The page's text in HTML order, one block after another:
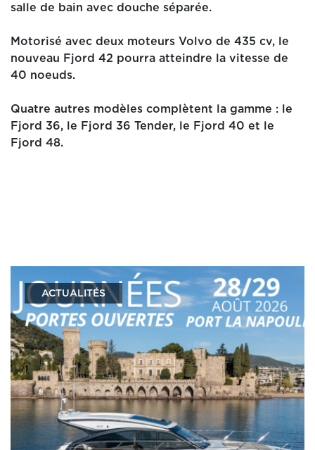
salle de bain avec douche séparée.
Motorisé avec deux moteurs Volvo de 435 cv, le
nouveau Fjord 42 pourra atteindre la vitesse de
40 noeuds.
Quatre autres modèles complètent la gamme : le
Fjord 36, le Fjord 36 Tender, le Fjord 40 et le
Fjord 48.
ACTUALITÉS